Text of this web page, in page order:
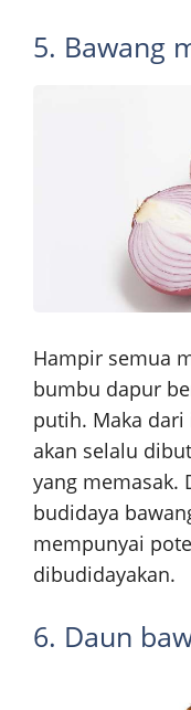
5. Bawang
Hampir semua
bumbu dapur
putih. Maka
akan selalu
yang memasak.
budidaya
mempunyai
dibudidayakan.
6. Daun